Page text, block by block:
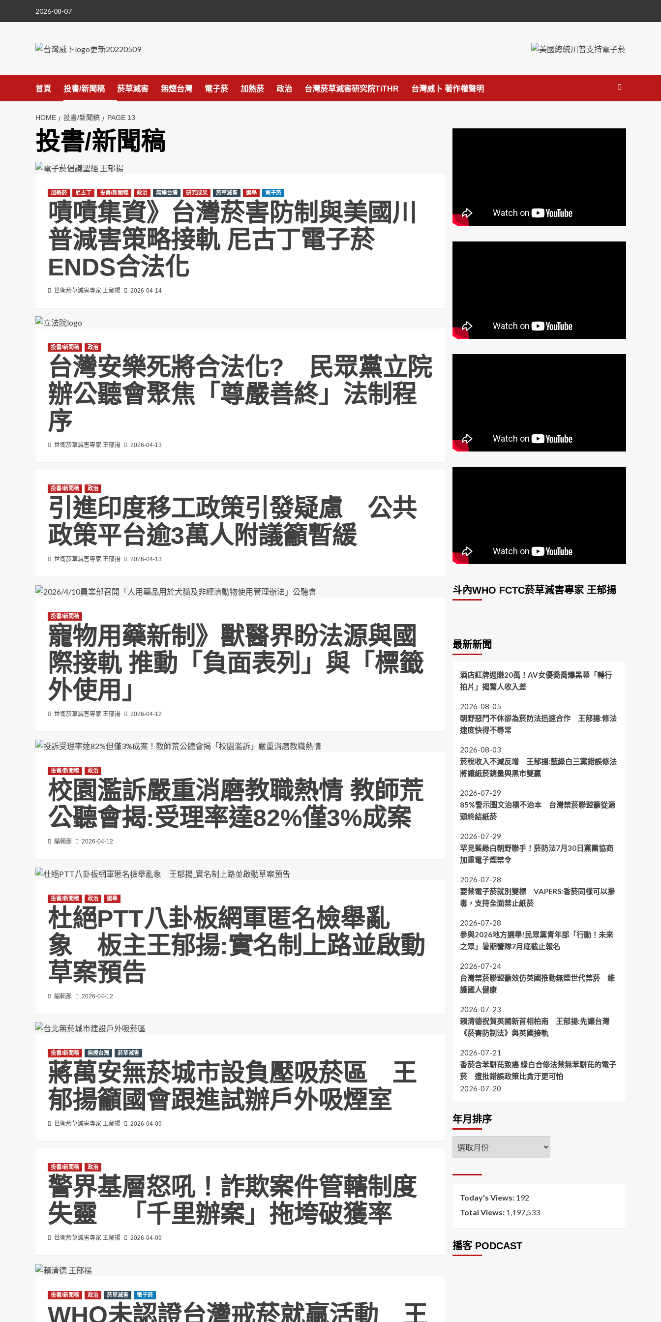
2026-08-07
首頁 投書/新聞稿 菸草減害 無煙台灣 電子菸 加熱菸 政治 台灣菸草減害研究院TiTHR 台灣威卜 著作權聲明
HOME 投書/新聞稿 PAGE 13
投書/新聞稿
加熱菸 尼古丁 投書/新聞稿 政治 無煙台灣 研究成果 菸草減害 選舉 電子菸
嘖嘖集資》台灣菸害防制與美國川
普減害策略接軌 尼古丁電子菸
ENDS合法化
世衛菸草減害專家 王郁揚 2026-04-14
投書/新聞稿 政治
台灣安樂死將合法化? 民眾黨立院
辦公聽會聚焦「尊嚴善終」法制程
序
世衛菸草減害專家 王郁揚 2026-04-13
投書/新聞稿 政治
引進印度移工政策引發疑慮 公共
政策平台逾3萬人附議籲暫緩
世衛菸草減害專家 王郁揚 2026-04-13
投書/新聞稿
寵物用藥新制》獸醫界盼法源與國
際接軌 推動「負面表列」與「標籤
外使用」
世衛菸草減害專家 王郁揚 2026-04-12
投書/新聞稿 政治
校園濫訴嚴重消磨教職熱情 教師荒
公聽會揭:受理率達82%僅3%成案
編輯部 2026-04-12
投書/新聞稿 政治 選舉
杜絕PTT八卦板網軍匿名檢舉亂
象 板主王郁揚:實名制上路並啟動
草案預告
編輯部 2026-04-12
投書/新聞稿 無煙台灣 菸草減害
蔣萬安無菸城市設負壓吸菸區 王
郁揚籲國會跟進試辦戶外吸煙室
世衛菸草減害專家 王郁揚 2026-04-09
投書/新聞稿 政治
警界基層怒吼！詐欺案件管轄制度
失靈 「千里辦案」拖垮破獲率
世衛菸草減害專家 王郁揚 2026-04-09
投書/新聞稿 政治 菸草減害 電子菸
WHO未認證台灣戒菸就贏活動 王
斗內WHO FCTC菸草減害專家 王郁揚
最新新聞
酒店紅牌週賺20萬！AV女優喬喬爆黑幕「轉行
拍片」揭驚人收入差
2026-08-05
朝野惡鬥不休卻為菸防法迅速合作 王郁揚:修法
速度快得不尋常
2026-08-03
菸稅收入不減反增 王郁揚:藍綠白三黨錯誤修法
將讓紙菸銷量與黑市雙贏
2026-07-29
85%警示圖文治標不治本 台灣禁菸聯盟籲從源
頭終結紙菸
2026-07-29
罕見藍綠白朝野聯手！菸防法7月30日黨團協商
加重電子煙禁令
2026-07-28
要禁電子菸就別雙標 VAPERS:香菸同樣可以摻
毒，支持全面禁止紙菸
2026-07-28
參與2026地方選舉!民眾黨青年部「行動！未來
之眾」暑期營隊7月底截止報名
2026-07-24
台灣禁菸聯盟籲效仿英國推動無煙世代禁菸 維
護國人健康
2026-07-23
賴清德祝賀英國新首相柏南 王郁揚:先讓台灣
《菸害防制法》與英國接軌
2026-07-21
香菸含苯駢芘致癌 綠白合修法禁無苯駢芘的電子
菸 遭批錯誤政策比貪汙更可怕
2026-07-20
年月排序
年
月
序
Today's Views: 192
Total Views: 1,197,533
播客 PODCAST